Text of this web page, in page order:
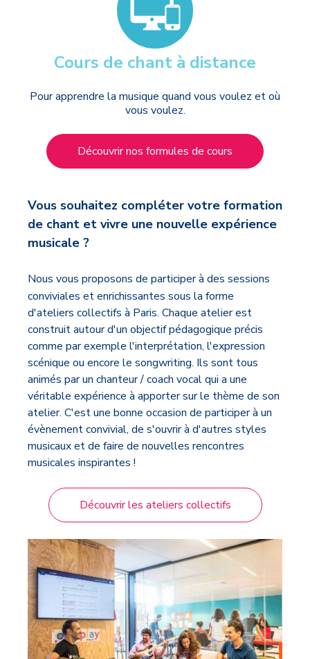
Cours de chant à distance
Pour apprendre la musique quand vous voulez et où
vous voulez.
Découvrir nos formules de cours
Vous souhaitez compléter votre formation
de chant et vivre une nouvelle expérience
musicale ?
Nous vous proposons de participer à des sessions
conviviales et enrichissantes sous la forme
d'ateliers collectifs à Paris. Chaque atelier est
construit autour d'un objectif pédagogique précis
comme par exemple l'interprétation, l'expression
scénique ou encore le songwriting. Ils sont tous
animés par un chanteur / coach vocal qui a une
véritable expérience à apporter sur le thème de son
atelier. C'est une bonne occasion de participer à un
évènement convivial, de s'ouvrir à d'autres styles
musicaux et de faire de nouvelles rencontres
musicales inspirantes !
Découvrir les ateliers collectifs